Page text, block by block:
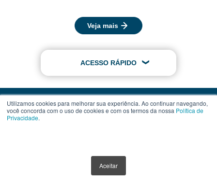
Utilizamos cookies para melhorar sua experiência. Ao continuar navegando,
você concorda com o uso de cookies e com os termos da nossa Política de
Privacidade.
Aceitar
Veja mais
ACESSO RÁPIDO